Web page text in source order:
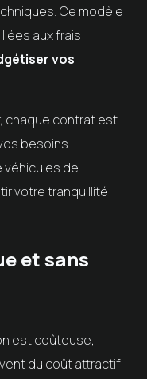
Ce modèle
aux frais
vos
chaque contrat est
besoins
de
votre tranquillité
et sans
est coûteuse,
du coût attractif